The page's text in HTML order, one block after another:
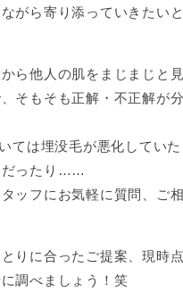
がら寄り添っていきたい
ら他人の肌をまじまじと
そもそも正解・不正解が
ては埋没毛が悪化してい
だったり……
ッフにお気軽に質問、ご
りに合ったご提案、現時
調べましょう！笑